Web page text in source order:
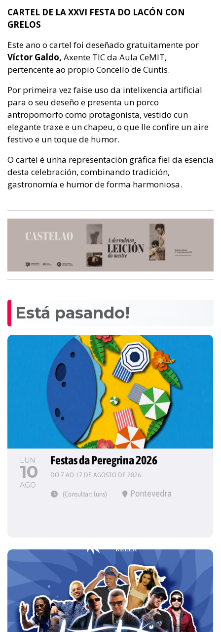
CARTEL DE LA XXVI FESTA DO LACÓN CON
GRELOS
Este ano o cartel foi deseñado gratuitamente por
Víctor Galdo, Axente TIC da Aula CeMIT,
pertencente ao propio Concello de Cuntis.
Por primeira vez faise uso da intelixencia artificial
para o seu deseño e presenta un porco
antropomorfo como protagonista, vestido cun
elegante traxe e un chapeu, o que lle confire un aire
festivo e un toque de humor.
O cartel é unha representación gráfica fiel da esencia
desta celebración, combinando tradición,
gastronomía e humor de forma harmoniosa.
Está pasando!
LUN
10
AGO
Festas da Peregrina 2026
DO 7 AO 17 DE AGOSTO DE 2026
(Consultar: luns) Pontevedra